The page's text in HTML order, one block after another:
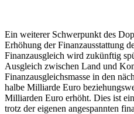
Ein weiterer Schwerpunkt des
Erhöhung der Finanzausstattung
Finanzausgleich wird zukünftig
Ausgleich zwischen Land und
Finanzausgleichsmasse in den
halbe Milliarde Euro
Milliarden Euro erhöht. Dies ist
trotz der eigenen angespannten